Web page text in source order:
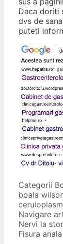
Daca doriti
dvs de
puteti
Categorii
boala
Navigare
Nervi la
Fisura anala